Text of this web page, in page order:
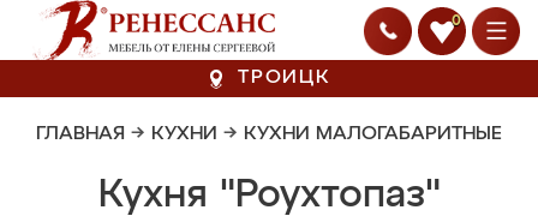
0
ТРОИЦК
ГЛАВНАЯ → КУХНИ → КУХНИ МАЛОГАБАРИТНЫЕ
Кухня "Роухтопаз"